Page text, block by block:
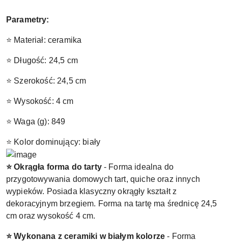
Parametry:
⭐ Materiał: ceramika
⭐ Długość: 24,5 cm
⭐ Szerokość: 24,5 cm
⭐ Wysokość: 4 cm
⭐ Waga (g): 849
⭐ Kolor dominujący: biały
⭐ Okrągła forma do tarty- Forma idealna do
przygotowywania domowych tart, quiche oraz innych
wypieków. Posiada klasyczny okrągły kształt z
dekoracyjnym brzegiem. Forma na tartę ma średnicę 24,5
cm oraz wysokość 4 cm.
⭐ Wykonana z ceramiki w białym kolorze - Forma